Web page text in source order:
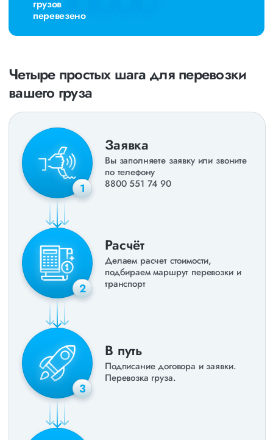
грузов
перевезено
Четыре простых шага для перевозки
вашего груза
1
Заявка
Вы заполняете заявку или звоните
по телефону
8800 551 74 90
2
Расчёт
Делаем расчет стоимости,
подбираем маршрут перевозки и
транспорт
3
В путь
Подписание договора и заявки.
Перевозка груза.